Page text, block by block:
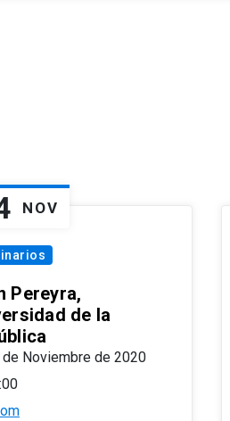
NOV
Pereyra,
de la
Noviembre de 2020